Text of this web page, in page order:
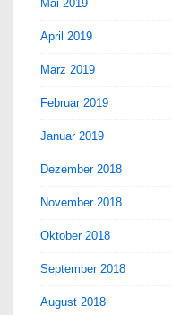
Mai 2019
April 2019
März 2019
Februar 2019
Januar 2019
Dezember 2018
November 2018
Oktober 2018
September 2018
August 2018